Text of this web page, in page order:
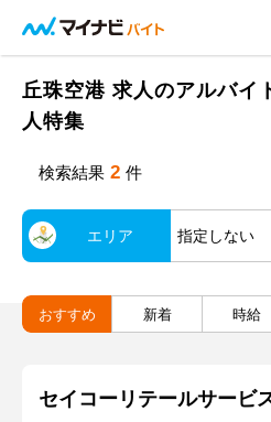
丘珠空港 求人のアルバイ
人特集
検索結果 2 件
エリア 指定しない
おすすめ 新着 時給
セイコーリテールサービ